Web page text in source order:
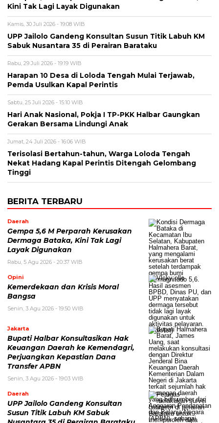
Kini Tak Lagi Layak Digunakan
Kamis, 30 Juli 2026 - 19:08 WIB
UPP Jailolo Gandeng Konsultan Susun Titik Labuh KM
Sabuk Nusantara 35 di Perairan Barataku
Rabu, 29 Juli 2026 - 19:19 WIB
Harapan 10 Desa di Loloda Tengah Mulai Terjawab,
Pemda Usulkan Kapal Perintis
Sabtu, 25 Juli 2026 - 15:10 WIB
Hari Anak Nasional, Pokja I TP-PKK Halbar Gaungkan
Gerakan Bersama Lindungi Anak
Jumat, 24 Juli 2026 - 16:06 WIB
Terisolasi Bertahun-tahun, Warga Loloda Tengah
Nekat Hadang Kapal Perintis Ditengah Gelombang
Tinggi
BERITA TERBARU
Daerah
Gempa 5,6 M Perparah Kerusakan
Dermaga Bataka, Kini Tak Lagi
Layak Digunakan
Rabu, 5 Agu 2026 - 20:37 WIB
Opini
Kemerdekaan dan Krisis Moral
Bangsa
Senin, 3 Agu 2026 - 19:50 WIB
Jakarta
Bupati Halbar Konsultasikan Hak
Keuangan Daerah ke Kemendagri,
Perjuangkan Kepastian Dana
Transfer APBN
Senin, 3 Agu 2026 - 19:03 WIB
Daerah
UPP Jailolo Gandeng Konsultan
Susun Titik Labuh KM Sabuk